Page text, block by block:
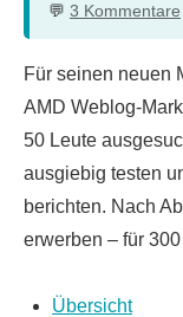
3 Kommentare
Für seinen neuen
AMD Weblog-
50 Leute
ausgiebig testen
berichten. Nach
erwerben – für
Übersicht